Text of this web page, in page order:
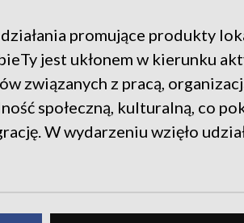
promujące produkty
jest ukłonem w kierunku
związanych z pracą,
społeczną, kulturalną, co
W wydarzeniu wzięło